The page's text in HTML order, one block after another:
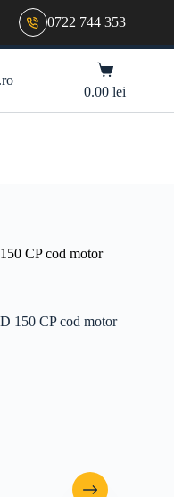
0722 744 353
Coș
de
cumpărături
0.00lei
CP cod motor